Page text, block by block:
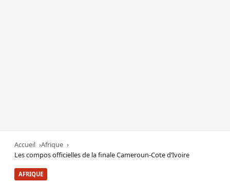
Accueil
Afrique
Les compos officielles de la finale Cameroun-Cote d’Ivoire
AFRIQUE